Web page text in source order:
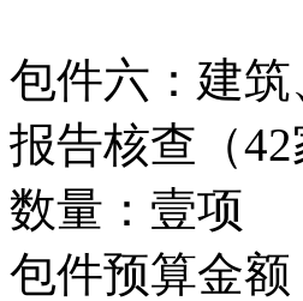
包件六：建
报告核查（
数量：壹项
包件预算金额